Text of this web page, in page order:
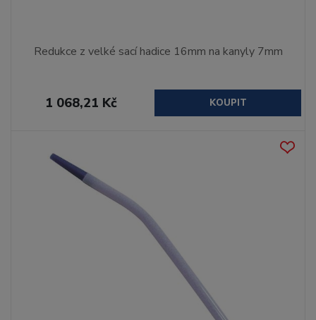
Redukce z velké sací hadice 16mm na kanyly 7mm
1 068,21 Kč KOUPIT